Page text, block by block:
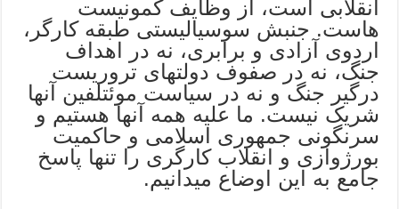
انقلابی است، از وظایف کمونیست
هاست. جنبش سوسیالیستی طبقه کارگر،
اردوی آزادی و برابری، نه در اهداف
جنگ، نه در صفوف دولتهای تروریست
درگیر جنگ و نه در سیاست موئتلفین آنها
شریک نیست. ما علیه همه آنها هستیم و
سرنگونی جمهوری اسلامی و حاکمیت
بورژوازی و انقلاب کارگری را تنها پاسخ
جامع به این اوضاع میدانیم.